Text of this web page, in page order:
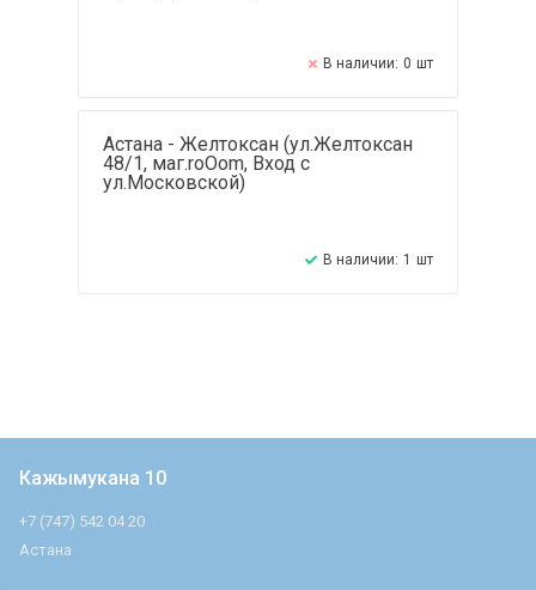
В наличии: 0 шт
Астана - Желтоксан (ул.Желтоксан
48/1, маг.roOom, Вход с
ул.Московской)
В наличии: 1 шт
Кажымукана 10
+7 (747) 542 04 20
Астана